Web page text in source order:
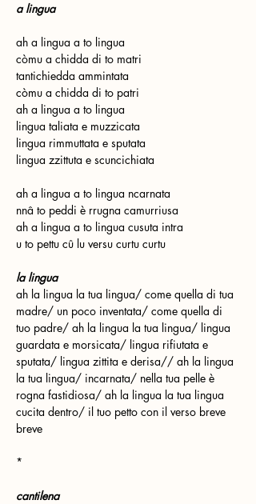
a lingua
ah a lingua a to lingua
còmu a chidda di to matri
tantichiedda ammintata
còmu a chidda di to patri
ah a lingua a to lingua
lingua taliata e muzzicata
lingua rimmuttata e sputata
lingua zzittuta e scuncichiata
ah a lingua a to lingua ncarnata
nnâ to peddi è rrugna camurriusa
ah a lingua a to lingua cusuta intra
u to pettu cû lu versu curtu curtu
la lingua
ah la lingua la tua lingua/ come quella di tua
madre/ un poco inventata/ come quella di
tuo padre/ ah la lingua la tua lingua/ lingua
guardata e morsicata/ lingua rifiutata e
sputata/ lingua zittita e derisa// ah la lingua
la tua lingua/ incarnata/ nella tua pelle è
rogna fastidiosa/ ah la lingua la tua lingua
cucita dentro/ il tuo petto con il verso breve
breve
*
cantilena